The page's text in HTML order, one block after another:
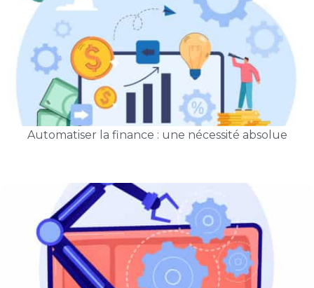
Automatiser la finance : une nécessité absolue